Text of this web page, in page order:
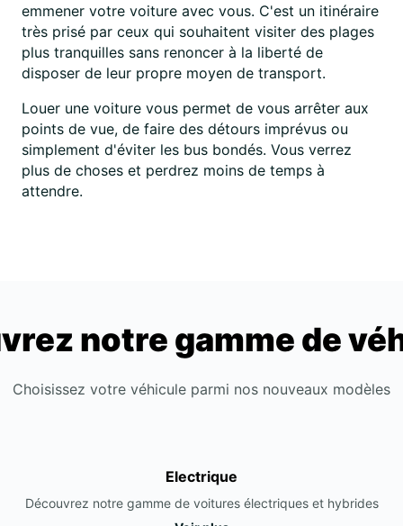
emmener votre voiture avec vous. C'est un itinéraire
très prisé par ceux qui souhaitent visiter des plages
plus tranquilles sans renoncer à la liberté de
disposer de leur propre moyen de transport.
Louer une voiture vous permet de vous arrêter aux
points de vue, de faire des détours imprévus ou
simplement d'éviter les bus bondés. Vous verrez
plus de choses et perdrez moins de temps à
attendre.
notre gamme de
Choisissez votre véhicule parmi nos nouveaux modèles
Electrique
Découvrez notre gamme de voitures électriques et hybrides